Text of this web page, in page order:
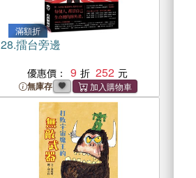
滿額折
28.擂台旁邊
優惠價： 9 252
無庫存